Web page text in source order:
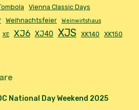
Vienna Classic Days
Weihnachtsfeier Weinwirtshaus
XE XJ6 XJ40 XJS XK140 XK150
National Day Weekend 2025